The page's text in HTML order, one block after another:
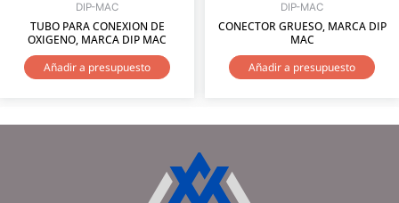
DIP-MAC
TUBO PARA CONEXION DE
OXIGENO, MARCA DIP MAC
Añadir a presupuesto
DIP-MAC
CONECTOR GRUESO, MARCA DIP
MAC
Añadir a presupuesto